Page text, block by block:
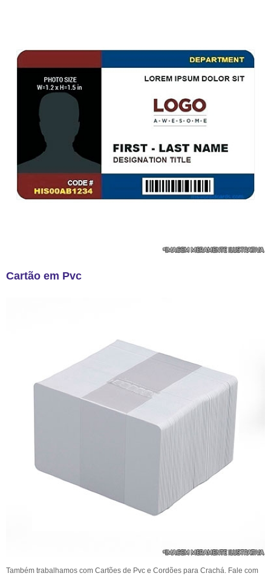
Cartão em Pvc
Também trabalhamos com Cartões de Pvc e Cordões para Crachá. Fale com